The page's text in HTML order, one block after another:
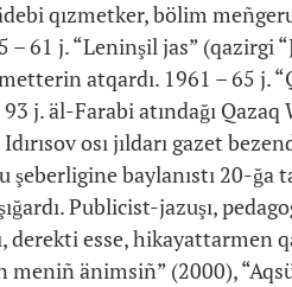
qızmetker, bölim
– 61 j. “Leninşil jas” (qazirgi
atqardı. 1961 – 65 j.
j. äl-Farabi atındağı
osı jıldarı gazet
şeberligine baylanıstı 20-
Publicist-jazuşı,
esse, hikayattarmen
meniñ änimsiñ” (2000),